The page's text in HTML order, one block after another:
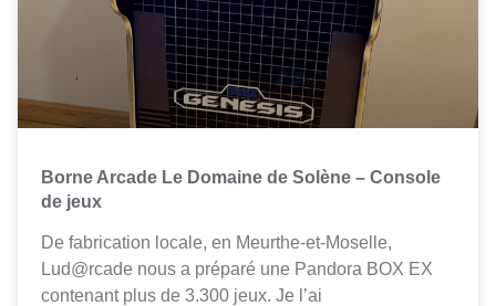
Borne Arcade Le Domaine de Solène – Console
de jeux
De fabrication locale, en Meurthe-et-Moselle,
Lud@rcade nous a préparé une Pandora BOX EX
contenant plus de 3.300 jeux. Je l’ai